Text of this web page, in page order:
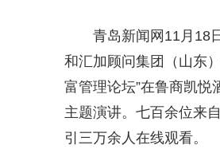
青岛新闻网11月18
和汇加顾问集团（山东
富管理论坛”在鲁商凯
主题演讲。七百余位来
引三万余人在线观看。